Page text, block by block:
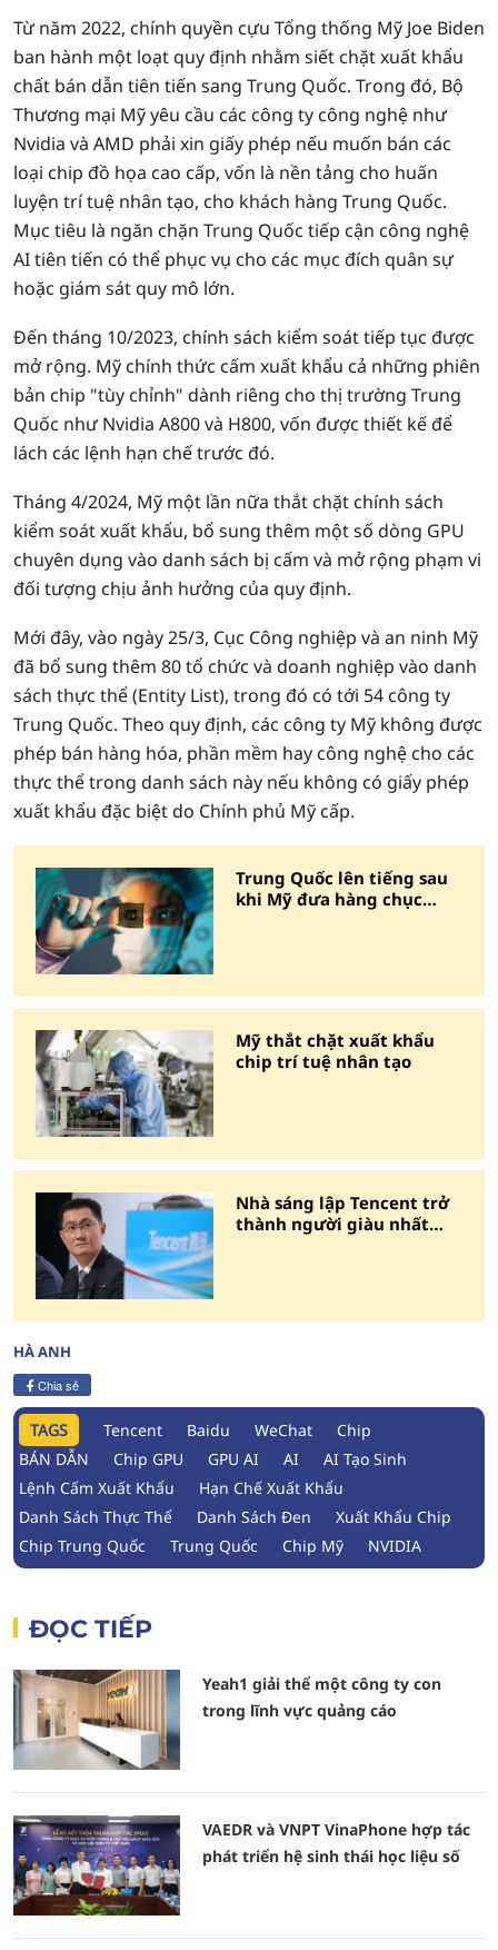
Từ năm 2022, chính quyền cựu Tổng thống Mỹ Joe Biden
ban hành một loạt quy định nhằm siết chặt xuất khẩu
chất bán dẫn tiên tiến sang Trung Quốc. Trong đó, Bộ
Thương mại Mỹ yêu cầu các công ty công nghệ như
Nvidia và AMD phải xin giấy phép nếu muốn bán các
loại chip đồ họa cao cấp, vốn là nền tảng cho huấn
luyện trí tuệ nhân tạo, cho khách hàng Trung Quốc.
Mục tiêu là ngăn chặn Trung Quốc tiếp cận công nghệ
AI tiên tiến có thể phục vụ cho các mục đích quân sự
hoặc giám sát quy mô lớn.
Đến tháng 10/2023, chính sách kiểm soát tiếp tục được
mở rộng. Mỹ chính thức cấm xuất khẩu cả những phiên
bản chip "tùy chỉnh" dành riêng cho thị trường Trung
Quốc như Nvidia A800 và H800, vốn được thiết kế để
lách các lệnh hạn chế trước đó.
Tháng 4/2024, Mỹ một lần nữa thắt chặt chính sách
kiểm soát xuất khẩu, bổ sung thêm một số dòng GPU
chuyên dụng vào danh sách bị cấm và mở rộng phạm vi
đối tượng chịu ảnh hưởng của quy định.
Mới đây, vào ngày 25/3, Cục Công nghiệp và an ninh Mỹ
đã bổ sung thêm 80 tổ chức và doanh nghiệp vào danh
sách thực thể (Entity List), trong đó có tới 54 công ty
Trung Quốc. Theo quy định, các công ty Mỹ không được
phép bán hàng hóa, phần mềm hay công nghệ cho các
thực thể trong danh sách này nếu không có giấy phép
xuất khẩu đặc biệt do Chính phủ Mỹ cấp.
Trung Quốc lên tiếng sau
khi Mỹ đưa hàng chục
Mỹ thắt chặt xuất khẩu
chip trí tuệ nhân tạo
Nhà sáng lập Tencent trở
thành người giàu nhất
HÀ ANH
Chia sẻ
TAGS Tencent Baidu WeChat
Chip
BÁN DẪN
Chip GPU GPU AI AI
AI Tạo Sinh
Lệnh Cấm Xuất Khẩu
Hạn Chế Xuất Khẩu
Danh Sách Thực Thể
Danh Sách Đen
Xuất Khẩu Chip
Chip Trung Quốc
Trung Quốc Chip Mỹ NVIDIA
ĐỌC TIẾP
Yeah1 giải thể một công ty con
trong lĩnh vực quảng cáo
VAEDR và VNPT VinaPhone hợp tác
phát triển hệ sinh thái học liệu số